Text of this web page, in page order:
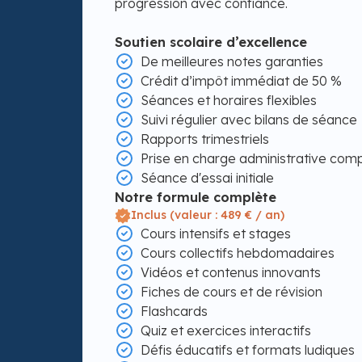
progression avec confiance.
Soutien scolaire d’excellence
De meilleures notes garanties
Crédit d’impôt immédiat de 50 %
Séances et horaires flexibles
Suivi régulier avec bilans de séance
Rapports trimestriels
Prise en charge administrative
Séance d'essai initiale
Notre formule complète
Inclus (valeur : 489 € / an)
Cours intensifs et stages
Cours collectifs hebdomadaires
Vidéos et contenus innovants
Fiches de cours et de révision
Flashcards
Quiz et exercices interactifs
Défis éducatifs et formats ludiques